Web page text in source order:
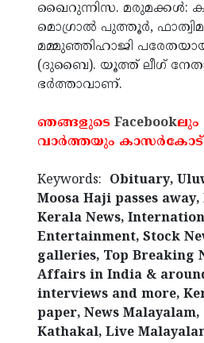
ഖൈറുന്നിസ. മരുമക്കള്‍:
മൊഗ്രാല്‍ പുത്തൂര്‍,
മമ്മുഞ്ഞിഹാജി
(ദുബൈ). യൂത്ത് ലീഗ്
ഭര്‍ത്താവാണ്.
ഞങ്ങളുടെ Facebookലും
വാര്‍ത്തയും കാസര്‍കോട്
Keywords: Obituary,
Moosa Haji passes
Kerala News,
Entertainment, Stock
galleries, Top Breaking
Affairs in India &
interviews and more,
paper, News
Kathakal, Live